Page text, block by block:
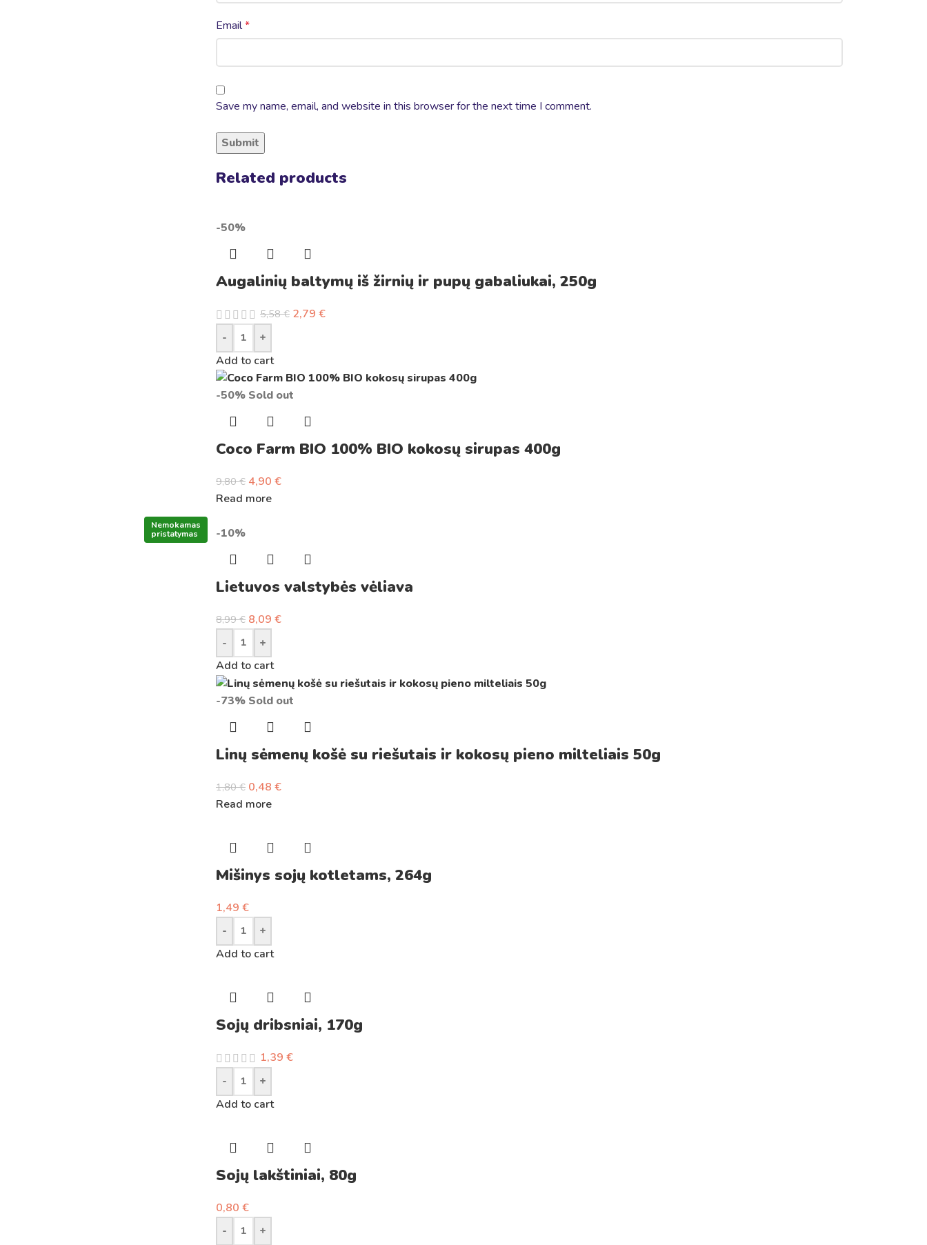
Email*
Save my name, email, and website in this browser for the next time I comment.
Related products
-50%
Augalinių baltymų iš žirnių ir pupų gabaliukai, 250g
5,58€ 2,79 €
-
+
Add to cart
-50% Sold out
Coco Farm BIO 100% BIO kokosų sirupas 400g
9,80€ 4,90 €
Read more
Nemokamas
pristatymas
-10%
Lietuvos valstybės vėliava
8,99€ 8,09 €
-
+
Add to cart
-73% Sold out
Linų sėmenų košė su riešutais ir kokosų pieno milteliais 50g
1,80€ 0,48 €
Read more
Mišinys sojų kotletams, 264g
1,49 €
-
+
Add to cart
Sojų dribsniai, 170g
1,39 €
-
+
Add to cart
Sojų lakštiniai, 80g
0,80 €
-
+